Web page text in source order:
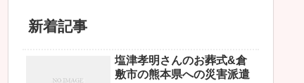
新着記事
塩津孝明さんのお葬式&倉
敷市の熊本県への災害派遣